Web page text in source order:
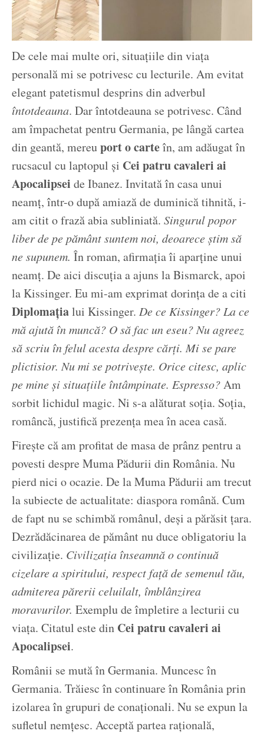
De cele mai multe ori, situațiile din viața
personală mi se potrivesc cu lecturile. Am evitat
elegant patetismul desprins din adverbul
întotdeauna. Dar întotdeauna se potrivesc. Când
am împachetat pentru Germania, pe lângă cartea
din geantă, mereuport o carteîn, am adăugat în
rucsacul cu laptopul și Cei patru cavaleri ai
Apocalipsei de Ibanez. Invitată în casa unui
neamț, într-o după amiază de duminică tihnită, i-
am citit o frază abia subliniată. Singurul popor
liber de pe pământ suntem noi, deoarece știm să
ne supunem. În roman, afirmația îi aparține unui
neamț. De aici discuția a ajuns la Bismarck, apoi
la Kissinger. Eu mi-am exprimat dorința de a citi
Diplomațialui Kissinger. De ce Kissinger? La ce
mă ajută în muncă? O să fac un eseu? Nu agreez
să scriu în felul acesta despre cărți. Mi se pare
plictisior. Nu mi se potrivește. Orice citesc, aplic
pe mine și situațiile întâmpinate. Espresso?Am
sorbit lichidul magic. Ni s-a alăturat soția. Soția,
româncă, justifică prezența mea în acea casă.
Firește că am profitat de masa de prânz pentru a
povesti despre Muma Pădurii din România. Nu
pierd nici o ocazie. De la Muma Pădurii am trecut
la subiecte de actualitate: diaspora română. Cum
de fapt nu se schimbă românul, deși a părăsit țara.
Dezrădăcinarea de pământ nu duce obligatoriu la
civilizație. Civilizația înseamnă o continuă
cizelare a spiritului, respect față de semenul tău,
admiterea părerii celuilalt, îmblânzirea
moravurilor. Exemplu de împletire a lecturii cu
viața. Citatul este din Cei patru cavaleri ai
Apocalipsei.
Românii se mută în Germania. Muncesc în
Germania. Trăiesc în continuare în România prin
izolarea în grupuri de conaționali. Nu se expun la
sufletul nemțesc. Acceptă partea rațională,